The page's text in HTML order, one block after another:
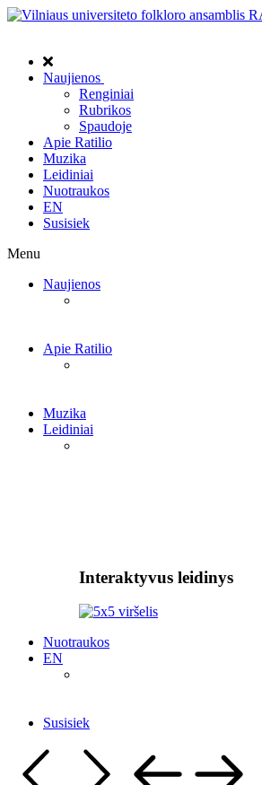
Naujienos
Renginiai
Rubrikos
Spaudoje
Apie Ratilio
Muzika
Leidiniai
Nuotraukos
EN
Susisiek
Menu
Naujienos
Apie Ratilio
Muzika
Leidiniai
Interaktyvus leidinys
Nuotraukos
EN
Susisiek